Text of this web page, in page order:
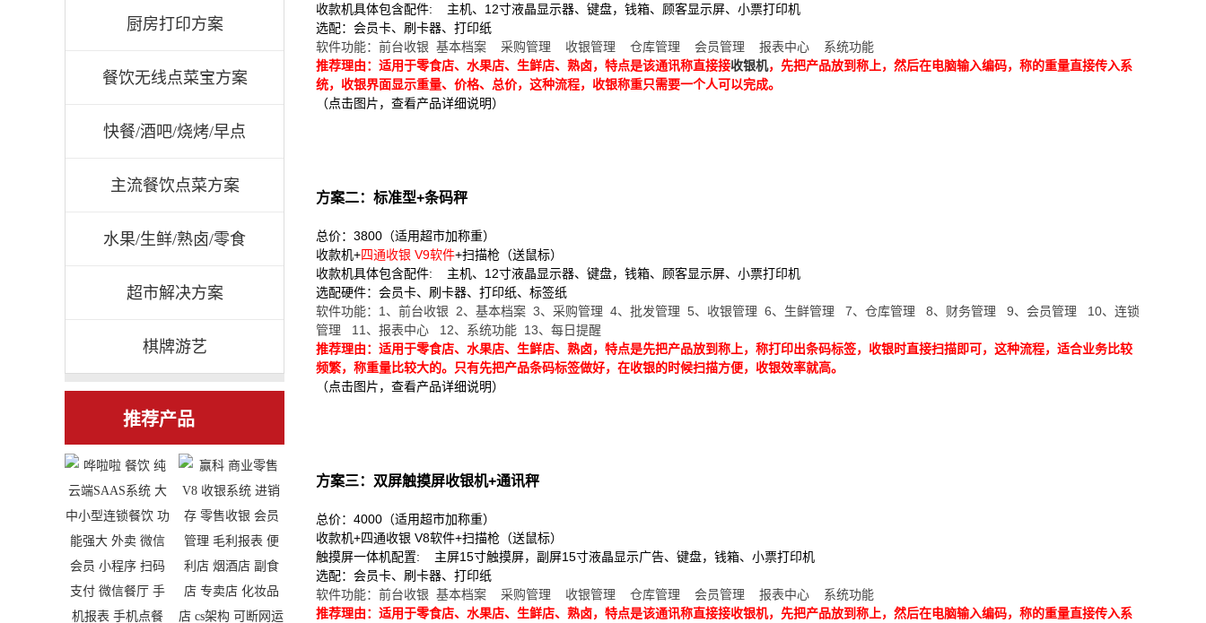
厨房打印方案
餐饮无线点菜宝方案
快餐/酒吧/烧烤/早点
主流餐饮点菜方案
水果/生鲜/熟卤/零食
超市解决方案
棋牌游艺
推荐产品
收款机具体包含配件: 主机、12寸液晶显示器、键盘，钱箱、顾客显示屏、小票打印机
选配：会员卡、刷卡器、打印纸
软件功能：前台收银 基本档案 采购管理 收银管理 仓库管理 会员管理 报表中心 系统功能
推荐理由：适用于零食店、水果店、生鲜店、熟卤，特点是该通讯称直接接收银机，先把产品放到称上，然后在电脑输入编码，称的重量直接传入系
统，收银界面显示重量、价格、总价，这种流程，收银称重只需要一个人可以完成。
（点击图片，查看产品详细说明）
方案二：标准型+条码秤
总价：3800（适用超市加称重）
收款机+四通收银 V9软件+扫描枪（送鼠标）
收款机具体包含配件: 主机、12寸液晶显示器、键盘，钱箱、顾客显示屏、小票打印机
选配硬件：会员卡、刷卡器、打印纸、标签纸
软件功能：1、前台收银 2、基本档案 3、采购管理 4、批发管理 5、收银管理 6、生鲜管理 7、仓库管理 8、财务管理 9、会员管理 10、连锁
管理 11、报表中心 12、系统功能 13、每日提醒
推荐理由：适用于零食店、水果店、生鲜店、熟卤，特点是先把产品放到称上，称打印出条码标签，收银时直接扫描即可，这种流程，适合业务比较
频繁，称重量比较大的。只有先把产品条码标签做好，在收银的时候扫描方便，收银效率就高。
（点击图片，查看产品详细说明）
方案三：双屏触摸屏收银机+通讯秤
总价：4000（适用超市加称重）
收款机+四通收银 V8软件+扫描枪（送鼠标）
触摸屏一体机配置: 主屏15寸触摸屏，副屏15寸液晶显示广告、键盘，钱箱、小票打印机
选配：会员卡、刷卡器、打印纸
软件功能：前台收银 基本档案 采购管理 收银管理 仓库管理 会员管理 报表中心 系统功能
推荐理由：适用于零食店、水果店、生鲜店、熟卤，特点是该通讯称直接接收银机，先把产品放到称上，然后在电脑输入编码，称的重量直接传入系